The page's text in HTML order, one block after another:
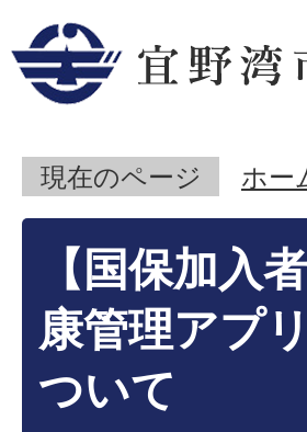
現在のページ ホー
【国保加入
康管理アプ
ついて